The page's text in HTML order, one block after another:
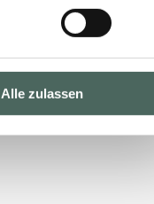
Alle zulassen